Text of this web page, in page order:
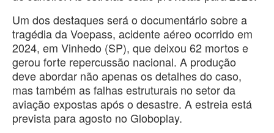
Um dos destaques será o documentário sobre a
tragédia da Voepass, acidente aéreo ocorrido em
2024, em Vinhedo (SP), que deixou 62 mortos e
gerou forte repercussão nacional. A produção
deve abordar não apenas os detalhes do caso,
mas também as falhas estruturais no setor da
aviação expostas após o desastre. A estreia está
prevista para agosto no Globoplay.